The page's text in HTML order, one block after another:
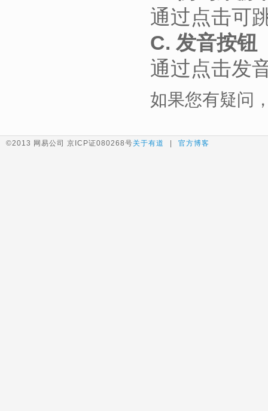
通过点击可
C. 发音按钮
通过点击发
如果您有疑问
©2013 网易公司 京ICP证080268号关于有道 官方博客